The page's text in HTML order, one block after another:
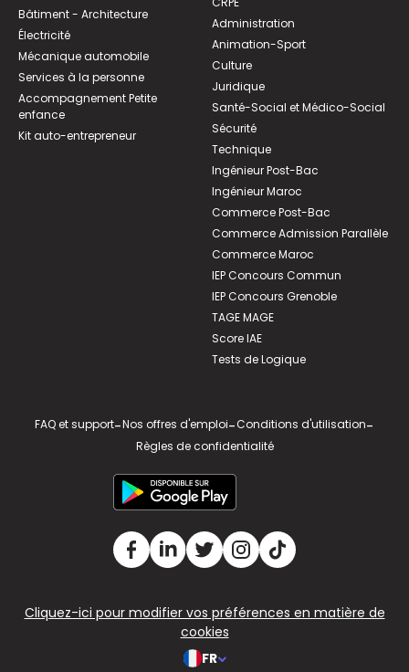
Bâtiment - Architecture
Électricité
Mécanique automobile
Services à la personne
Accompagnement Petite
enfance
Kit auto-entrepreneur
Administration
Animation-Sport
Culture
Juridique
Santé-Social et Médico-Social
Sécurité
Technique
Ingénieur Post-Bac
Ingénieur Maroc
Commerce Post-Bac
Commerce Admission Parallèle
Commerce Maroc
IEP Concours Commun
IEP Concours Grenoble
TAGE MAGE
Score IAE
Tests de Logique
FAQ et support-Nos offres d'emploi-Conditions d'utilisation-
Règles de confidentialité
Cliquez-ici pour modifier vos préférences en matière de
cookies
FR